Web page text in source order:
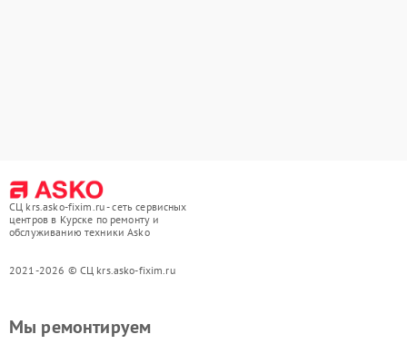
СЦ krs.asko-fixim.ru - сеть сервисных
центров в Курске по ремонту и
обслуживанию техники Asko
2021-2026 © СЦ krs.asko-fixim.ru
Мы ремонтируем